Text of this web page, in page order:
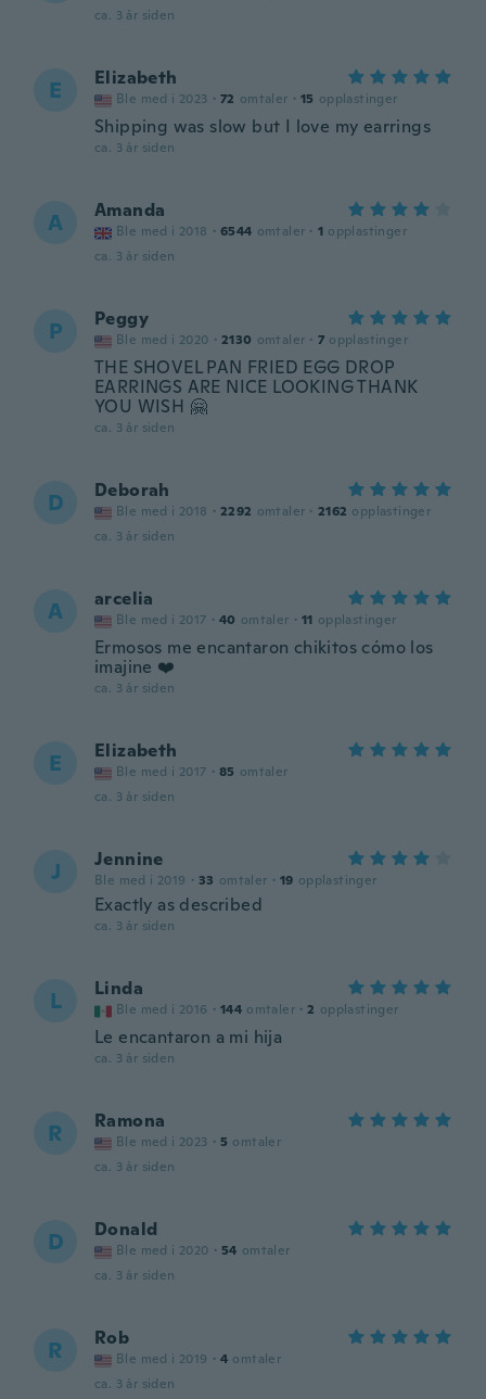
ca. 3 år siden
E Elizabeth
Ble med i 2023 · 72 omtaler · 15 opplastinger
Shipping was slow but I love my earrings
ca. 3 år siden
A Amanda
Ble med i 2018 · 6544 omtaler · 1 opplastinger
ca. 3 år siden
P Peggy
Ble med i 2020 · 2130 omtaler · 7 opplastinger
THE SHOVEL PAN FRIED EGG DROP
EARRINGS ARE NICE LOOKING THANK
YOU WISH 🤗
ca. 3 år siden
D Deborah
Ble med i 2018 · 2292 omtaler · 2162 opplastinger
ca. 3 år siden
A arcelia
Ble med i 2017 · 40 omtaler · 11 opplastinger
Ermosos me encantaron chikitos cómo los
imajine ❤️
ca. 3 år siden
E Elizabeth
Ble med i 2017 · 85 omtaler
ca. 3 år siden
J Jennine
Ble med i 2019 · 33 omtaler · 19 opplastinger
Exactly as described
ca. 3 år siden
L Linda
Ble med i 2016 · 144 omtaler · 2 opplastinger
Le encantaron a mi hija
ca. 3 år siden
R Ramona
Ble med i 2023 · 5 omtaler
ca. 3 år siden
D Donald
Ble med i 2020 · 54 omtaler
ca. 3 år siden
R Rob
Ble med i 2019 · 4 omtaler
ca. 3 år siden